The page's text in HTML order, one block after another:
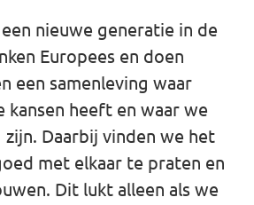
nieuwe generatie in de
Europees en doen
een samenleving waar
kansen heeft en waar we
zijn. Daarbij vinden we het
met elkaar te praten en
Dit lukt alleen als we